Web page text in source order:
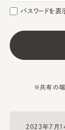
パスワードを表
※共有の端
2023年7月14